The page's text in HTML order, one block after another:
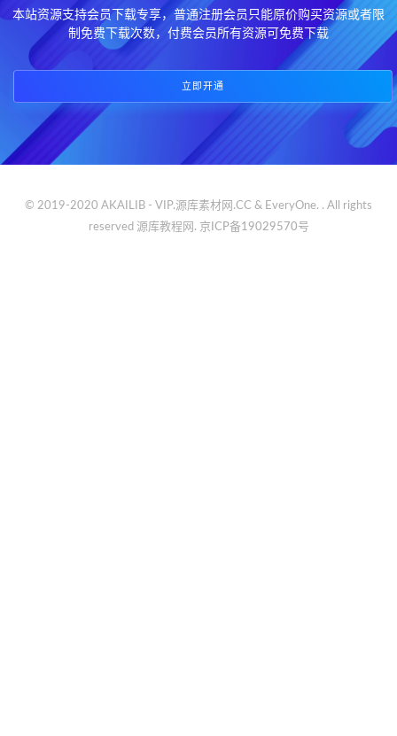
本站资源支持会员下载专享，普通注册会员只能原价购买资源或者限
制免费下载次数，付费会员所有资源可免费下载
立即开通
© 2019-2020 AKAILIB - VIP.源库素材网.CC & EveryOne. . All rights
reserved 源库教程网. 京ICP备19029570号